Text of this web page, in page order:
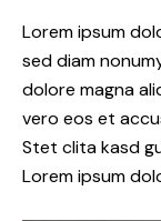
Lorem ipsum
sed diam
dolore magna
vero eos et
Stet clita kasd
Lorem ipsum